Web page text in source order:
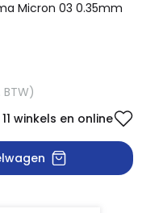
Micron 03 0.35mm
winkels en online